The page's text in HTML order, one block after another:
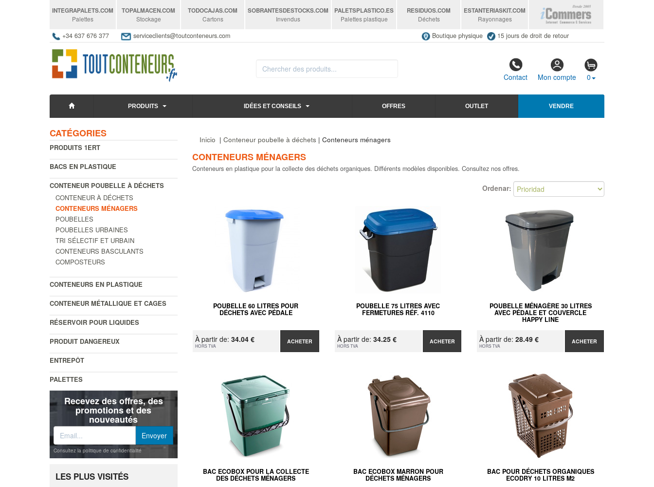
INTEGRAPALETS.COM
Palettes
TOPALMACEN.COM
Stockage
TODOCAJAS.COM
Cartons
SOBRANTESDESTOCKS.COM
Invendus
PALETSPLASTICO.ES
Palettes plastique
RESIDUOS.COM
Déchets
ESTANTERIASKIT.COM
Rayonnages
+34 637 676 377 serviceclients@toutconteneurs.com Boutique physique 15 jours de droit de retour
Contact Mon compte 0
PRODUITS IDÉES ET CONSEILS OFFRES OUTLET VENDRE
CATÉGORIES
PRODUITS 1ERT
BACS EN PLASTIQUE
CONTENEUR POUBELLE À DÉCHETS
CONTENEUR À DÉCHETS
CONTENEURS MÉNAGERS
POUBELLES
POUBELLES URBAINES
TRI SÉLECTIF ET URBAIN
CONTENEURS BASCULANTS
COMPOSTEURS
CONTENEURS EN PLASTIQUE
CONTENEUR MÉTALLIQUE ET CAGES
RÉSERVOIR POUR LIQUIDES
PRODUIT DANGEREUX
ENTREPÔT
PALETTES
Recevez des offres, des
promotions et des
nouveautés
Consultez la politique de confidentialité
LES PLUS VISITÉS
Inicio | Conteneur poubelle à déchets | Conteneurs ménagers
CONTENEURS MÉNAGERS
Conteneurs en plastique pour la collecte des déchets organiques. Différents modèles disponibles. Consultez nos offres.
Ordenar:
POUBELLE 60 LITRES POUR
DÉCHETS AVEC PÉDALE
À partir de: 34.04 €
HORS TVA
ACHETER
POUBELLE 75 LITRES AVEC
FERMETURES RÉF. 4110
À partir de: 34.25 €
HORS TVA
ACHETER
POUBELLE MÉNAGÈRE 30 LITRES
AVEC PÉDALE ET COUVERCLE
HAPPY LINE
À partir de:28.49 €
HORS TVA
ACHETER
BAC ECOBOX POUR LA COLLECTE
DES DÉCHETS MÉNAGERS
BAC ECOBOX MARRON POUR
DÉCHETS MÉNAGERS
BAC POUR DÉCHETS ORGANIQUES
ECODRY 10 LITRES M2